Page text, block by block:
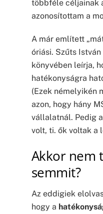
többféle céljainak
azonosítottam a
A már említett
óriási. Szűts
könyvében leírja,
hatékonyságra
(Ezek némelyikén
azon, hogy hány
vállalatnál. Pedig
volt, ti. ők voltak a
Akkor nem
semmit?
Az eddigiek
hogy a